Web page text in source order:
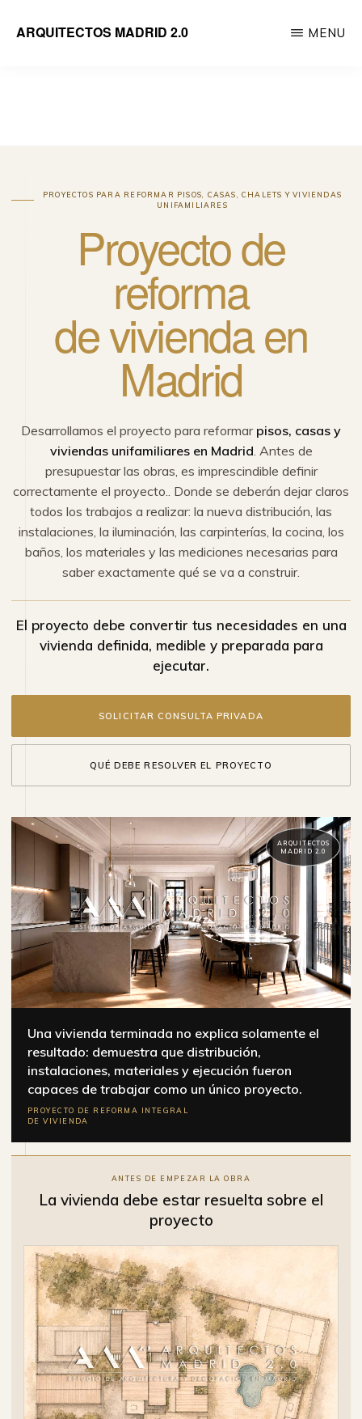
ARQUITECTOS MADRID 2.0
Arquitectos
MENU
PROYECTOS PARA REFORMAR PISOS, CASAS, CHALETS Y VIVIENDAS
UNIFAMILIARES
Proyecto de
reforma
de vivienda en
Madrid
Desarrollamos el proyecto para reformar pisos, casas y
viviendas unifamiliares en Madrid. Antes de
presupuestar las obras, es imprescindible definir
correctamente el proyecto.. Donde se deberán dejar claros
todos los trabajos a realizar: la nueva distribución, las
instalaciones, la iluminación, las carpinterías, la cocina, los
baños, los materiales y las mediciones necesarias para
saber exactamente qué se va a construir.
El proyecto debe convertir tus necesidades en una
vivienda definida, medible y preparada para
ejecutar.
SOLICITAR CONSULTA PRIVADA
QUÉ DEBE RESOLVER EL PROYECTO
ARQUITECTOS
MADRID 2.0
Una vivienda terminada no explica solamente el
resultado: demuestra que distribución,
instalaciones, materiales y ejecución fueron
capaces de trabajar como un único proyecto.
PROYECTO DE REFORMA INTEGRAL
DE VIVIENDA
ANTES DE EMPEZAR LA OBRA
La vivienda debe estar resuelta sobre el
proyecto